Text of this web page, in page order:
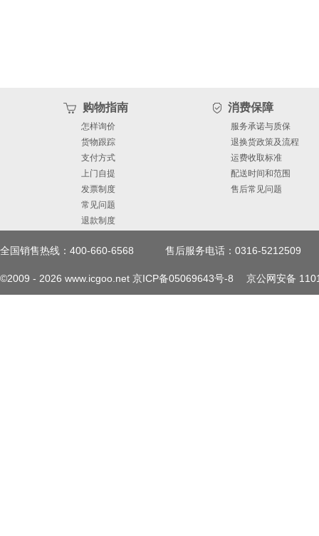
购物指南
怎样询价
货物跟踪
支付方式
上门自提
发票制度
常见问题
退款制度
消费保障
服务承诺与质保
退换货政策及流程
运费收取标准
配送时间和范围
售后常见问题
全国销售热线：400-660-6568 售后服务电话：0316-5212509
©2009 - 2026 www.icgoo.net 京ICP备05069643号-8 京公网安备